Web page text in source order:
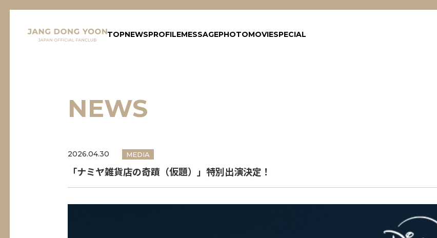
TOPNEWSPROFILEMESSAGEPHOTOMOVIESPECIAL
NEWS
2026.04.30 MEDIA
「ナミヤ雑貨店の奇蹟（仮題）」特別出演決定！